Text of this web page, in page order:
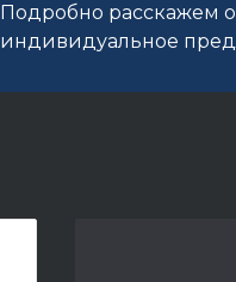
Подробно расскажем
индивидуальное